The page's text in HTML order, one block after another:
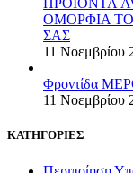
ΠΡΟΪΟΝΤΑ
ΟΜΟΡΦΙΑ
ΣΑΣ
11 Νοεμβρίου
Φροντίδα
11 Νοεμβρίου
ΚΑΤΗΓΟΡΙΕΣ